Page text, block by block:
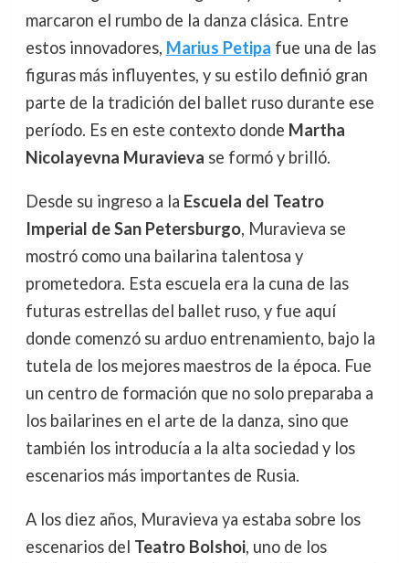
marcaron el rumbo de la danza clásica. Entre
estos innovadores, Marius Petipa fue una de las
figuras más influyentes, y su estilo definió gran
parte de la tradición del ballet ruso durante ese
período. Es en este contexto donde Martha
Nicolayevna Muravieva se formó y brilló.
Desde su ingreso a la Escuela del Teatro
Imperial de San Petersburgo, Muravieva se
mostró como una bailarina talentosa y
prometedora. Esta escuela era la cuna de las
futuras estrellas del ballet ruso, y fue aquí
donde comenzó su arduo entrenamiento, bajo la
tutela de los mejores maestros de la época. Fue
un centro de formación que no solo preparaba a
los bailarines en el arte de la danza, sino que
también los introducía a la alta sociedad y los
escenarios más importantes de Rusia.
A los diez años, Muravieva ya estaba sobre los
escenarios del Teatro Bolshoi, uno de los